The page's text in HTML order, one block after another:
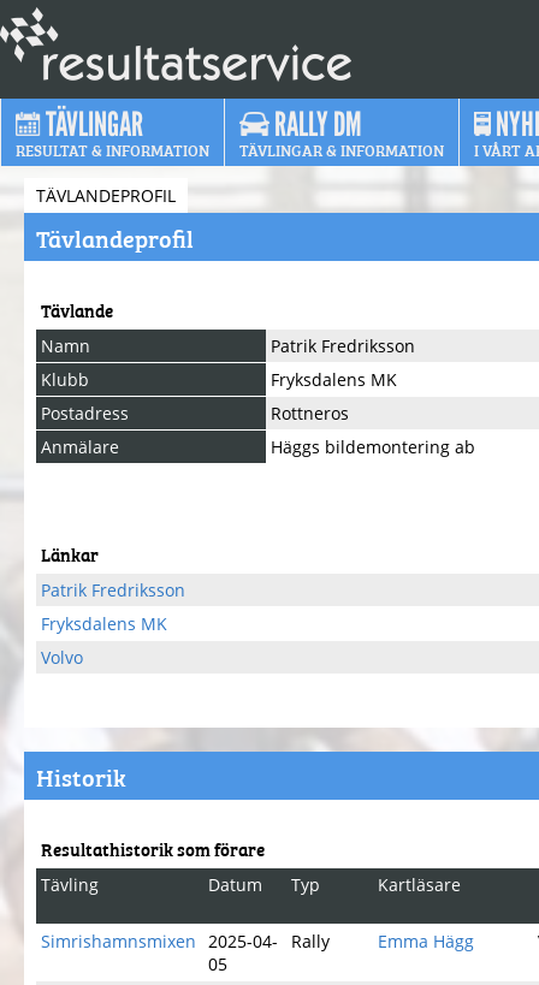
TÄVLINGAR
RESULTAT & INFORMATION
RALLY DM
TÄVLINGAR & INFORMATION I VÅRT
TÄVLANDEPROFIL
Tävlandeprofil
Tävlande
Namn
Patrik Fredriksson
Klubb
Fryksdalens MK
Postadress
Rottneros
Anmälare
Häggs bildemontering ab
Länkar
Patrik Fredriksson
Fryksdalens MK
Volvo
Historik
Resultathistorik som förare
Tävling Datum Typ Kartläsare
Simrishamnsmixen 2025-04-
05
Rally Emma Hägg